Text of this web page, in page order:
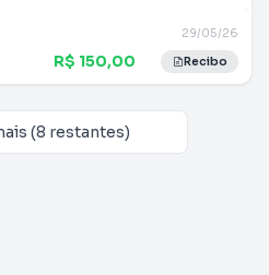
29/05/26
R$ 150,00 Recibo
(8 restantes)